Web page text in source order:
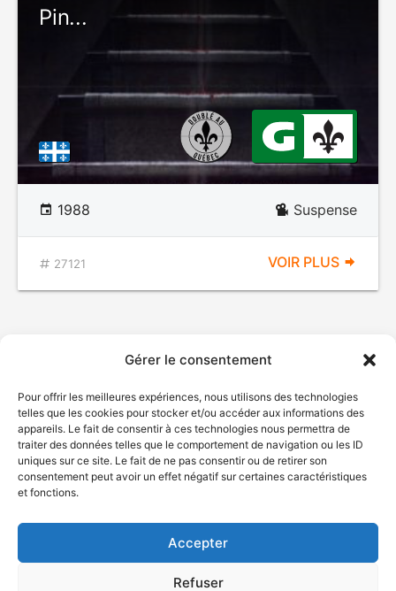
Gérer le consentement
Pour offrir les meilleures expériences, nous utilisons des technologies
telles que les cookies pour stocker et/ou accéder aux informations des
appareils. Le fait de consentir à ces technologies nous permettra de
traiter des données telles que le comportement de navigation ou les ID
uniques sur ce site. Le fait de ne pas consentir ou de retirer son
consentement peut avoir un effet négatif sur certaines caractéristiques
et fonctions.
Accepter
Refuser
Pin...
1988 Suspense
27121 VOIR PLUS
© Gouvernement du Québec, 2026
Plan du site
Accessibilité
Accès à l'information
Déclaration de services